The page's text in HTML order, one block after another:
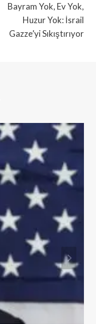
Bayram Yok, Ev Yok,
Huzur Yok: İsrail
Gazze’yi Sıkıştırıyor